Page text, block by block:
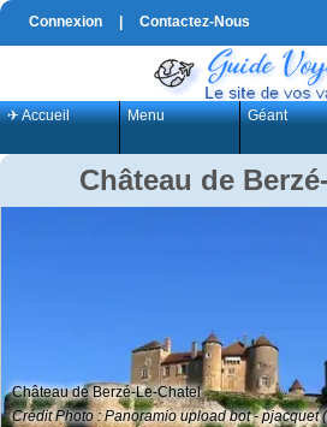
Connexion Contactez-Nous
✈ Accueil Menu Géant
Château de
Château de Berzé-Le-Chatel
Crédit Photo : Panoramio upload bot - pjacquet